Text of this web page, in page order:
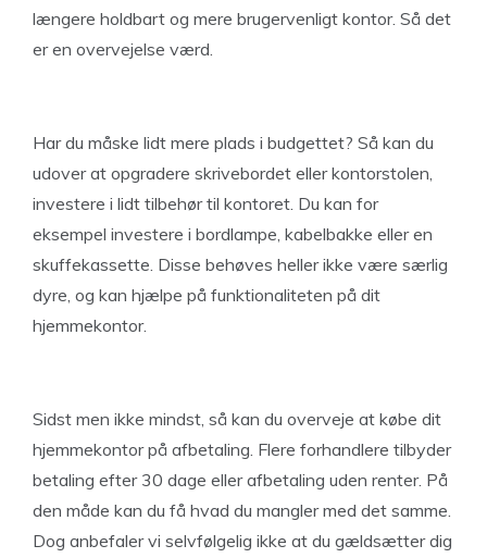
længere holdbart og mere brugervenligt kontor. Så det
er en overvejelse værd.
Har du måske lidt mere plads i budgettet? Så kan du
udover at opgradere skrivebordet eller kontorstolen,
investere i lidt tilbehør til kontoret. Du kan for
eksempel investere i bordlampe, kabelbakke eller en
skuffekassette. Disse behøves heller ikke være særlig
dyre, og kan hjælpe på funktionaliteten på dit
hjemmekontor.
Sidst men ikke mindst, så kan du overveje at købe dit
hjemmekontor på afbetaling. Flere forhandlere tilbyder
betaling efter 30 dage eller afbetaling uden renter. På
den måde kan du få hvad du mangler med det samme.
Dog anbefaler vi selvfølgelig ikke at du gældsætter dig